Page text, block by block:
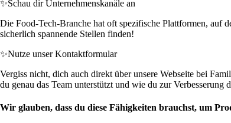
✨Schau dir Unternehmenskanäle an
Die Food-Tech-Branche hat oft spezifische Plattformen, auf
sicherlich spannende Stellen finden!
✨Nutze unser Kontaktformular
Vergiss nicht, dich auch direkt über unsere Webseite bei
du genau das Team unterstützt und wie du zur Verbesserung
Wir glauben, dass du diese Fähigkeiten brauchst, um